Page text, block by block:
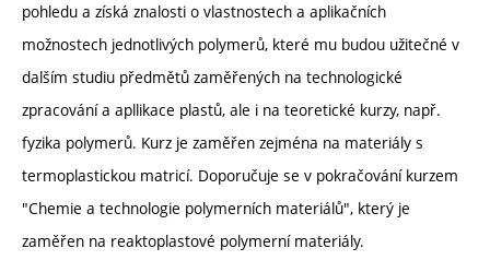
pohledu a získá znalosti o vlastnostech a aplikačních
možnostech jednotlivých polymerů, které mu budou užitečné v
dalším studiu předmětů zaměřených na technologické
zpracování a apllikace plastů, ale i na teoretické kurzy, např.
fyzika polymerů. Kurz je zaměřen zejména na materiály s
termoplastickou matricí. Doporučuje se v pokračování kurzem
"Chemie a technologie polymerních materiálů", který je
zaměřen na reaktoplastové polymerní materiály.